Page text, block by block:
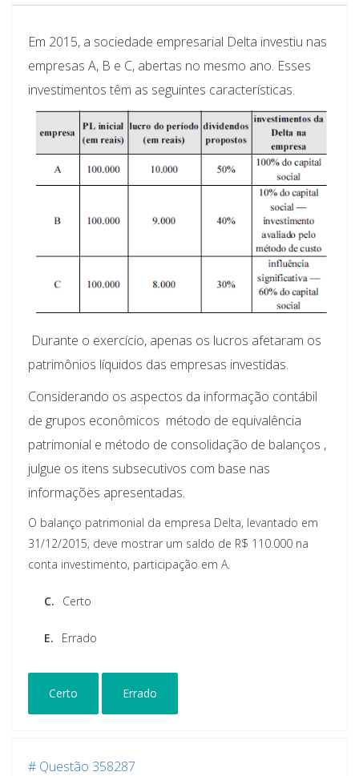
Em 2015, a sociedade empresarial Delta investiu nas
empresas A, B e C, abertas no mesmo ano. Esses
investimentos têm as seguintes características.
Durante o exercício, apenas os lucros afetaram os
patrimônios líquidos das empresas investidas.
Considerando os aspectos da informação contábil
de grupos econômicos  método de equivalência
patrimonial e método de consolidação de balanços ,
julgue os itens subsecutivos com base nas
informações apresentadas.
O balanço patrimonial da empresa Delta, levantado em
31/12/2015, deve mostrar um saldo de R$ 110.000 na
conta investimento, participação em A.
C. Certo
E. Errado
Certo Errado
# Questão 358287